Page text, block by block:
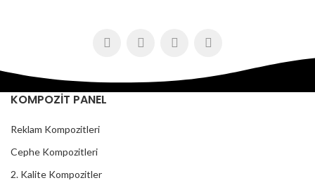
KOMPOZİT PANEL
Reklam Kompozitleri
Cephe Kompozitleri
2. Kalite Kompozitler